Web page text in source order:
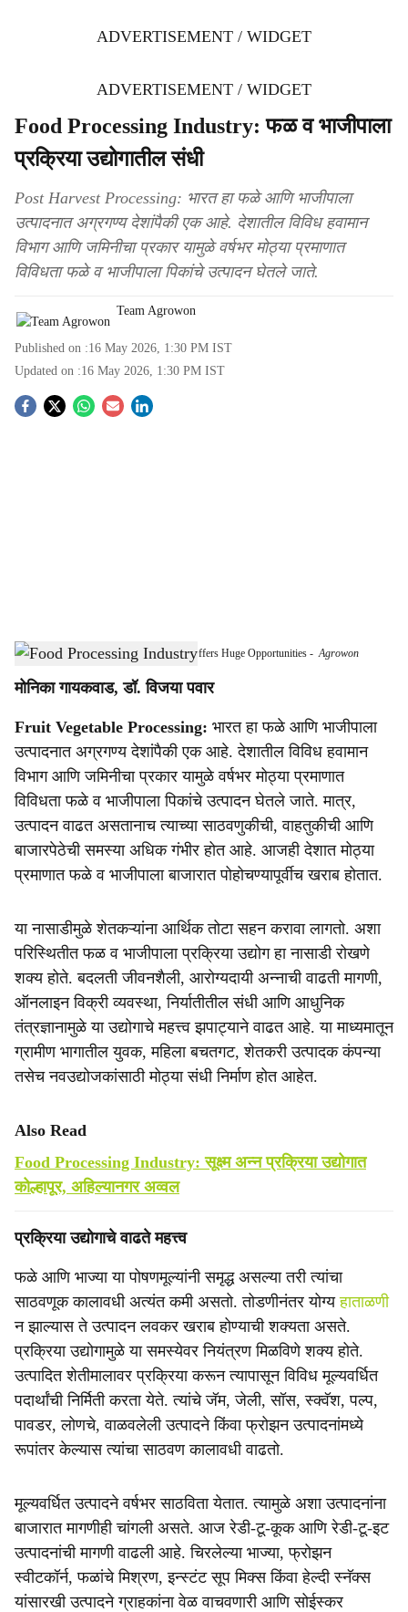
ADVERTISEMENT / WIDGET
ADVERTISEMENT / WIDGET
Food Processing Industry: फळ व भाजीपाला
प्रक्रिया उद्योगातील संधी
Post Harvest Processing: भारत हा फळे आणि भाजीपाला
उत्पादनात अग्रगण्य देशांपैकी एक आहे. देशातील विविध हवामान
विभाग आणि जमिनीचा प्रकार यामुळे वर्षभर मोठ्या प्रमाणात
विविधता फळे व भाजीपाला पिकांचे उत्पादन घेतले जाते.
Team Agrowon
Published on :16 May 2026, 1:30 PM IST
Updated on :16 May 2026, 1:30 PM IST
S
r
e
Fruit and Vegetable Processing Industry Offers Huge Opportunities -Agrowon
मोनिका गायकवाड, डॉ. विजया पवार
Fruit Vegetable Processing: भारत हा फळे आणि भाजीपाला
उत्पादनात अग्रगण्य देशांपैकी एक आहे. देशातील विविध हवामान
विभाग आणि जमिनीचा प्रकार यामुळे वर्षभर मोठ्या प्रमाणात
विविधता फळे व भाजीपाला पिकांचे उत्पादन घेतले जाते. मात्र,
उत्पादन वाढत असतानाच त्याच्या साठवणुकीची, वाहतुकीची आणि
बाजारपेठेची समस्या अधिक गंभीर होत आहे. आजही देशात मोठ्या
प्रमाणात फळे व भाजीपाला बाजारात पोहोचण्यापूर्वीच खराब होतात.
या नासाडीमुळे शेतकऱ्यांना आर्थिक तोटा सहन करावा लागतो. अशा
परिस्थितीत फळ व भाजीपाला प्रक्रिया उद्योग हा नासाडी रोखणे
शक्य होते. बदलती जीवनशैली, आरोग्यदायी अन्नाची वाढती मागणी,
ऑनलाइन विक्री व्यवस्था, निर्यातीतील संधी आणि आधुनिक
तंत्रज्ञानामुळे या उद्योगाचे महत्त्व झपाट्याने वाढत आहे. या माध्यमातून
ग्रामीण भागातील युवक, महिला बचतगट, शेतकरी उत्पादक कंपन्या
तसेच नवउद्योजकांसाठी मोठ्या संधी निर्माण होत आहेत.
Also Read
Food Processing Industry: सूक्ष्म अन्न प्रक्रिया उद्योगात
कोल्हापूर, अहिल्यानगर अव्वल
प्रक्रिया उद्योगाचे वाढते महत्त्व
फळे आणि भाज्या या पोषणमूल्यांनी समृद्ध असल्या तरी त्यांचा
साठवणूक कालावधी अत्यंत कमी असतो. तोडणीनंतर योग्यहाताळणी
न झाल्यास ते उत्पादन लवकर खराब होण्याची शक्यता असते.
प्रक्रिया उद्योगामुळे या समस्येवर नियंत्रण मिळविणे शक्य होते.
उत्पादित शेतीमालावर प्रक्रिया करून त्यापासून विविध मूल्यवर्धित
पदार्थांची निर्मिती करता येते. त्यांचे जॅम, जेली, सॉस, स्क्वॅश, पल्प,
पावडर, लोणचे, वाळवलेली उत्पादने किंवा फ्रोझन उत्पादनांमध्ये
रूपांतर केल्यास त्यांचा साठवण कालावधी वाढतो.
मूल्यवर्धित उत्पादने वर्षभर साठविता येतात. त्यामुळे अशा उत्पादनांना
बाजारात मागणीही चांगली असते. आज रेडी-टू-कूक आणि रेडी-टू-इट
उत्पादनांची मागणी वाढली आहे. चिरलेल्या भाज्या, फ्रोझन
स्वीटकॉर्न, फळांचे मिश्रण, इन्स्टंट सूप मिक्स किंवा हेल्दी स्नॅक्स
यांसारखी उत्पादने ग्राहकांना वेळ वाचवणारी आणि सोईस्कर